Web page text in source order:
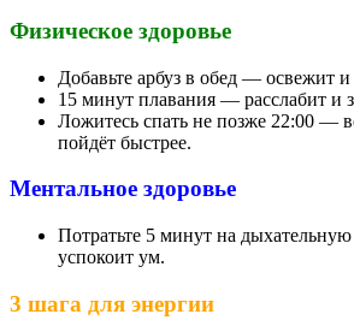
Физическое здоровье
Добавьте арбуз в обед — освежит
15 минут плавания — расслабит и
Ложитесь спать не позже 22:00 —
пойдёт быстрее.
Ментальное здоровье
Потратьте 5 минут на
успокоит ум.
3 шага для энергии